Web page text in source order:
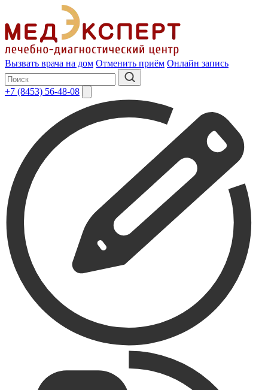
Вызвать врача на дом Отменить приём Онлайн запись
+7 (8453) 56-48-08